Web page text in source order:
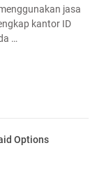
jasa
kantor ID
…
Options